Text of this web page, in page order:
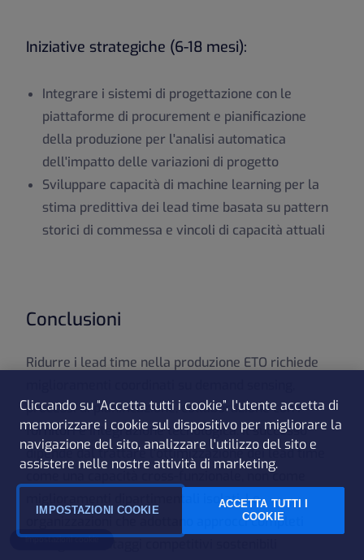
Iniziative strategiche (6-18 mesi):
Integrare i sistemi di progettazione con le
piattaforme di procurement e pianificazione
della produzione per l'analisi automatica
dell'impatto delle variazioni di progetto
Sviluppare capacità di machine learning per la
stima predittiva dei lead time basata su pattern
storici di commessa e vincoli di capacità attuali
Conclusioni
Ridurre i lead time nella produzione ETO richiede
processi di pianificazione, collaborazione con i
fornitori e integrazione tecnologica. Il successo
dipende dal trattare l'ottimizzazione dei lead time
come una capacità cross-funzionale, non come
miglioramenti dipartimentali isolati. Le
organizzazioni che adottano approcci completi
Impostazioni cookie
Cliccando su “Accetta tutti i cookie”, l'utente accetta di
memorizzare i cookie sul dispositivo per migliorare la
navigazione del sito, analizzare l'utilizzo del sito e
assistere nelle nostre attività di marketing.
IMPOSTAZIONI COOKIE
ACCETTA TUTTI I
COOKIE